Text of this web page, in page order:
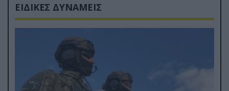
ΕΙΔΙΚΕΣ ΔΥΝΑΜΕΙΣ